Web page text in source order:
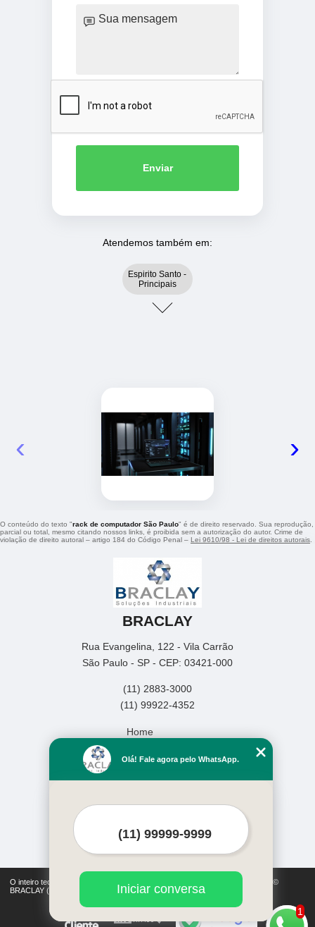
Enviar
Atendemos também em:
Espirito Santo -
Principais
‹ ›
O conteúdo do texto "rack de computador São Paulo" é de direito reservado. Sua reprodução,
parcial ou total, mesmo citando nossos links, é proibida sem a autorização do autor. Crime de
violação de direito autoral – artigo 184 do Código Penal – Lei 9610/98 - Lei de direitos autorais
BRACLAY
Rua Evangelina, 122 - Vila Carrão
São Paulo - SP - CEP: 03421-000
(11) 2883-3000
(11) 99922-4352
Home
Missão
Produtos
Mapa do site
O inteiro teor deste site está sujeito à proteção de direitos autorais. Copyright©
BRACLAY (Lei 9610 de 19/02/1998)
1
Olá! Fale agora pelo WhatsApp.
Iniciar conversa